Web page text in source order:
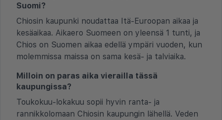
Suomi?
Chiosin kaupunki noudattaa Itä-Euroopan aikaa ja
kesäaikaa. Aikaero Suomeen on yleensä 1 tunti, ja
Chios on Suomen aikaa edellä ympäri vuoden, kun
molemmissa maissa on sama kesä- ja talviaika.
Milloin on paras aika vierailla tässä
kaupungissa?
Toukokuu-lokakuu sopii hyvin ranta- ja
rannikkolomaan Chiosin kaupungin lähellä. Veden